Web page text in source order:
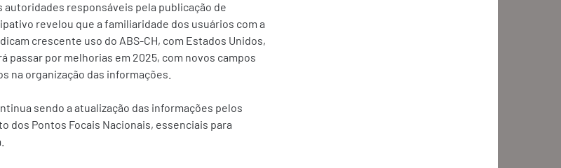
responsáveis pela publicação de
revelou que a familiaridade dos usuários com a
crescente uso do ABS-CH, com Estados Unidos,
passar por melhorias em 2025, com novos campos
na organização das informações.
sendo a atualização das informações pelos
dos Pontos Focais Nacionais, essenciais para